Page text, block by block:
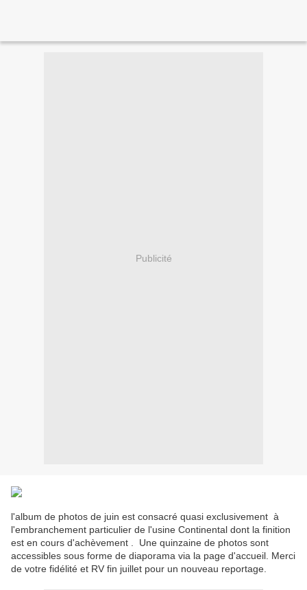
Publicité
l'album de photos de juin est consacré quasi exclusivement à
l'embranchement particulier de l'usine Continental dont la finition
est en cours d'achèvement . Une quinzaine de photos sont
accessibles sous forme de diaporama via la page d'accueil. Merci
de votre fidélité et RV fin juillet pour un nouveau reportage.